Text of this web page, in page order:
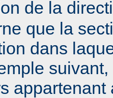
de la
que la
dans